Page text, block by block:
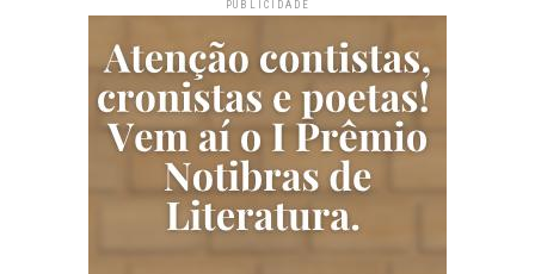
PUBLICIDADE